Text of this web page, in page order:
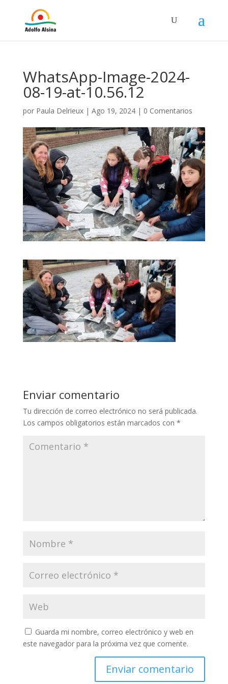
WhatsApp-Image-2024-
08-19-at-10.56.12
por Paula Delrieux| Ago 19, 2024| 0 Comentarios
Enviar comentario
Tu dirección de correo electrónico no será publicada.
Los campos obligatorios están marcados con *
Guarda mi nombre, correo electrónico y web en
este navegador para la próxima vez que comente.